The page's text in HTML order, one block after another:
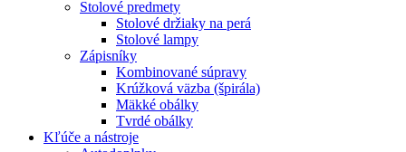
Stolové predmety
Stolové držiaky na perá
Stolové lampy
Zápisníky
Kombinované súpravy
Krúžková väzba (špirála)
Mäkké obálky
Tvrdé obálky
Kľúče a nástroje